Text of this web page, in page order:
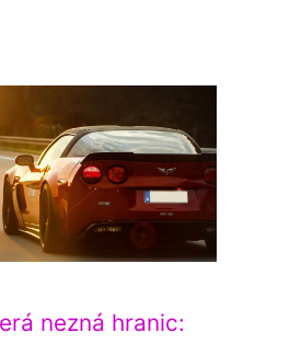
nezná hranic: